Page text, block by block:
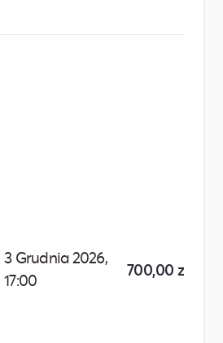
3 Grudnia 2026,
17:00
700,00 zł